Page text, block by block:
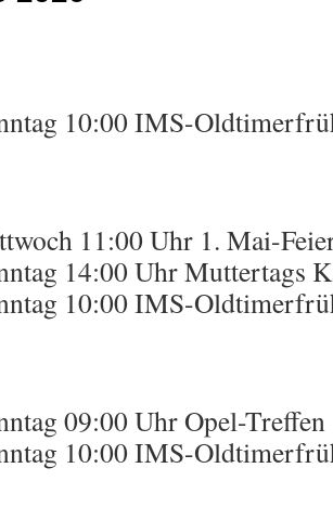
10:00 IMS-
11:00 Uhr 1. Mai-
14:00 Uhr Muttertags
10:00 IMS-
09:00 Uhr Opel-
10:00 IMS-